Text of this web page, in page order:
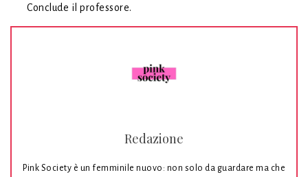
Conclude il professore.
Redazione
Pink Society è un femminile nuovo: non solo da guardare ma che